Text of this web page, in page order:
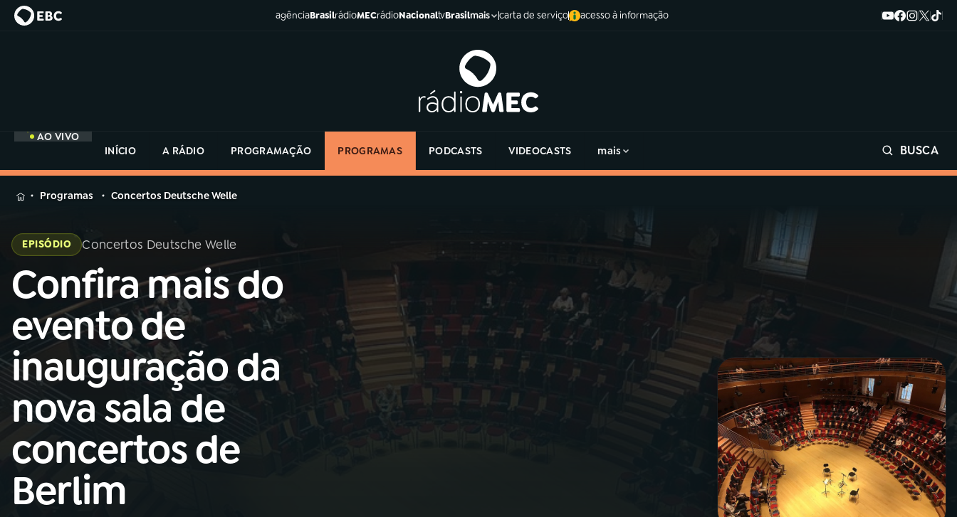
agênciaBrasilrádioMECrádioNacionaltvBrasilmais carta de serviço acesso à informação
AO VIVO
INÍCIO
A RÁDIO PROGRAMAÇÃO PROGRAMAS PODCASTS VIDEOCASTS mais BUSCA
MENU
Buscar
na
Rádio
MEC
Buscar
Início AO VIVO
01INÍCIO
02A RÁDIO
03 PROGRAMAÇÃO
04PROGRAMAS
na
Rádio
Programas Concertos Deutsche Welle
EPISÓDIO Concertos Deutsche Welle
Confira mais do
evento de
inauguração da
nova sala de
concertos de
Berlim